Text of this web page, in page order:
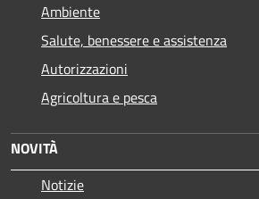
Ambiente
Salute, benessere e assistenza
Autorizzazioni
Agricoltura e pesca
NOVITÀ
Notizie